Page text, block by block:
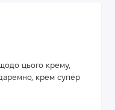
цього крему,
крем супер